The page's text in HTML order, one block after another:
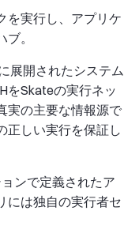
を実行し、アプリケ
。
展開されたシステム
をSkateの実行ネッ
実の主要な情報源で
正しい実行を保証し
ンで定義されたア
には独自の実行者セ